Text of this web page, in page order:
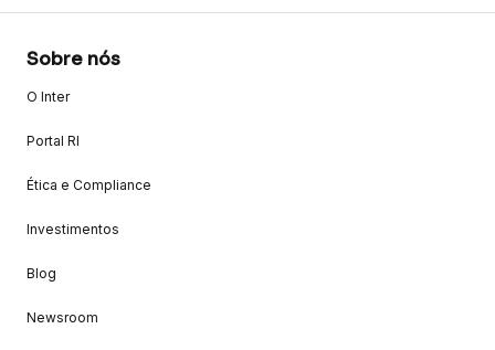
Sobre nós
O Inter
Portal RI
Ética e Compliance
Investimentos
Blog
Newsroom